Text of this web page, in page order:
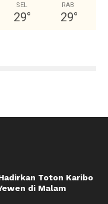
SEL
29°
RAB
29°
Toton Karibo
di Malam